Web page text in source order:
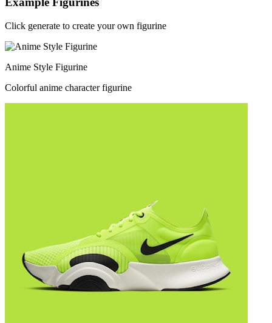
Click generate to create your own figurine
Anime Style Figurine
Colorful anime character figurine